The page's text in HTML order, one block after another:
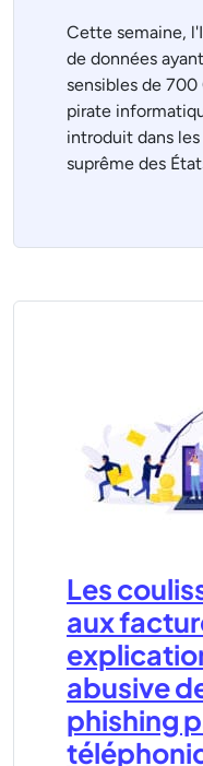
Cette semaine,
de données
sensibles de
pirate
introduit dans
suprême des
Les
aux
abusive
phishing